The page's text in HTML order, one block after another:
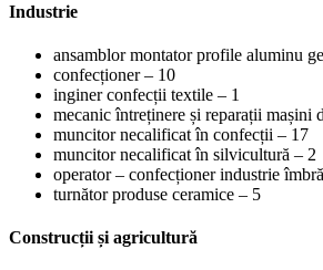
Industrie
ansamblor montator profile aluminu
confecționer – 10
inginer confecții textile – 1
mecanic întreținere și reparații mașini
muncitor necalificat în confecții – 17
muncitor necalificat în silvicultură – 2
operator – confecționer industrie
turnător produse ceramice – 5
Construcții și agricultură